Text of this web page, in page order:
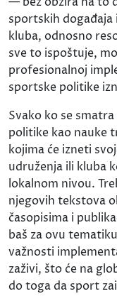
sportskih
kluba, odnosno
sve to ispoštuje,
profesionalnoj
sportske politike
Svako ko se
politike kao nauke
kojima će izneti
udruženja ili kluba
lokalnom nivou.
njegovih tekstova
časopisima i
baš za ovu
važnosti
zaživi, što će na
do toga da sport